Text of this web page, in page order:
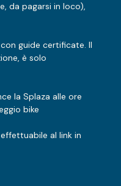
da pagarsi in loco),
guide certificate. Il
è solo
la Splaza alle ore
bike
al link in